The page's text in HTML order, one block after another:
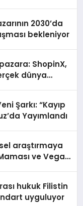
2030’da
bekleniyor
ShopinX,
dünya
Şarkı: “Kayıp
Yayımlandı
araştırmaya
ve Vegan
hukuk Filistin
uyguluyor